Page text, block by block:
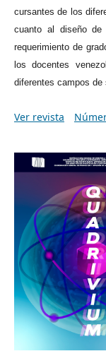
cursantes de los
cuanto al diseño de
requerimiento de
los docentes
diferentes campos de
Ver revista